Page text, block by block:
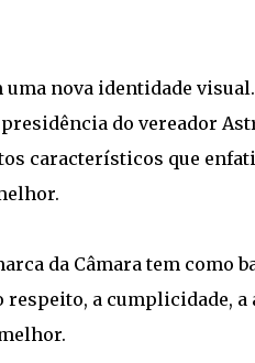
nova identidade
presidência do vereador
característicos que
da Câmara tem como
a cumplicidade, a